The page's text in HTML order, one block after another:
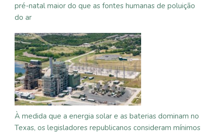
pré-natal maior do que as fontes humanas de poluição
do ar
À medida que a energia solar e as baterias dominam no
Texas, os legisladores republicanos consideram mínimos